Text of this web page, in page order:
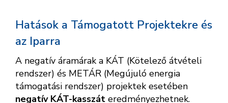
Hatások a Támogatott Projektekre és
az Iparra
A negatív áramárak a KÁT (Kötelező átvételi
rendszer) és METÁR (Megújuló energia
támogatási rendszer) projektek esetében
negatív KÁT-kasszát eredményezhetnek.